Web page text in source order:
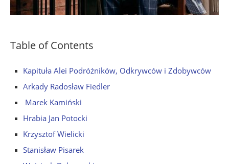
Table of Contents
Kapituła Alei Podróżników, Odkrywców i Zdobywców
Arkady Radosław Fiedler
Marek Kamiński
Hrabia Jan Potocki
Krzysztof Wielicki
Stanisław Pisarek